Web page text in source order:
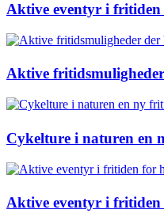
Aktive eventyr i fritiden
Aktive
Cykelture i naturen en
Aktive eventyr i fritiden